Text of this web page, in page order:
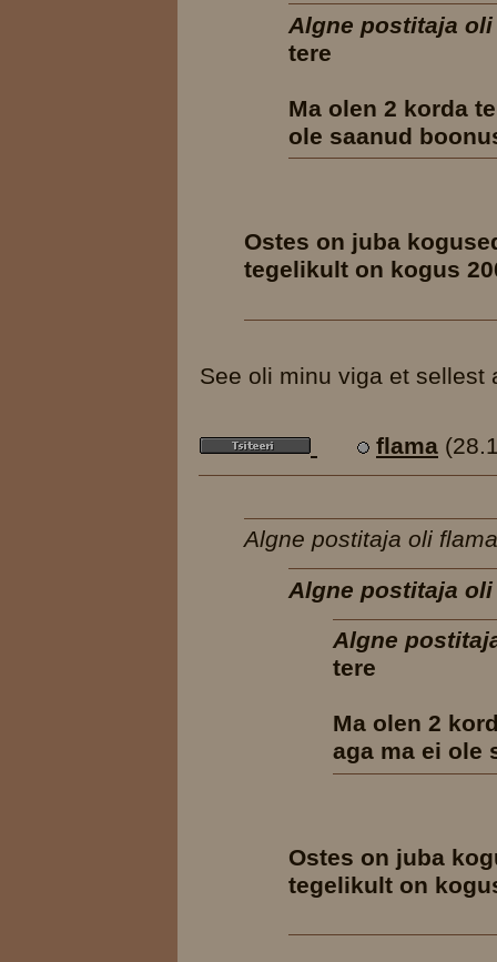
Algne postitaja oli
tere
Ma olen 2 korda
ole saanud
Ostes on juba
tegelikult on kogus
See oli minu viga et sellest
flama
Algne postitaja oli
Algne postitaja
Algne
tere
Ma olen 2
aga ma ei ole
Ostes on juba
tegelikult on